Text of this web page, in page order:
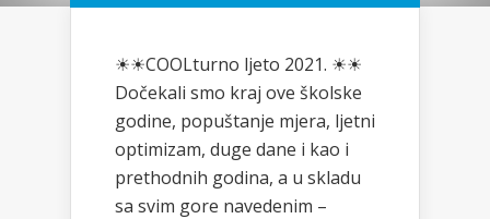
☀☀COOLturno ljeto 2021. ☀☀
Dočekali smo kraj ove školske
godine, popuštanje mjera, ljetni
optimizam, duge dane i kao i
prethodnih godina, a u skladu
sa svim gore navedenim –